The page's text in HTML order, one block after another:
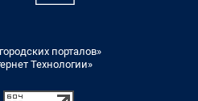
порталов»
Технологии»